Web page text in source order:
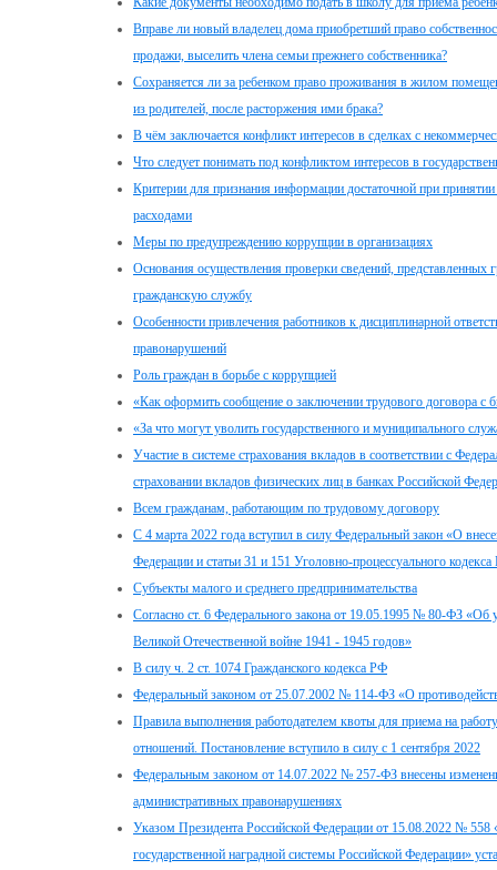
Вправе ли новый владелец дома приобретший право
продажи, выселить члена семьи прежнего собственника?
Сохраняется ли за ребенком право проживания в жилом
из родителей, после расторжения ими брака?
В чём заключается конфликт интересов в сделках с
Что следует понимать под конфликтом интересов в
Критерии для признания информации достаточной при
расходами
Меры по предупреждению коррупции в организациях
Основания осуществления проверки сведений, представленных
гражданскую службу
Особенности привлечения работников к дисциплинарной
правонарушений
Роль граждан в борьбе с коррупцией
«Как оформить сообщение о заключении трудового договора
«За что могут уволить государственного и муниципального
Участие в системе страхования вкладов в соответствии с
страховании вкладов физических лиц в банках Российской
Всем гражданам, работающим по трудовому договору
С 4 марта 2022 года вступил в силу Федеральный закон «О
Федерации и статьи 31 и 151 Уголовно-процессуального
Субъекты малого и среднего предпринимательства
Согласно ст. 6 Федерального закона от 19.05.1995 № 80-ФЗ «Об
Великой Отечественной войне 1941 - 1945 годов»
В силу ч. 2 ст. 1074 Гражданского кодекса РФ
Федеральный законом от 25.07.2002 № 114-ФЗ «О
Правила выполнения работодателем квоты для приема на
отношений. Постановление вступило в силу с 1 сентября 2022
Федеральным законом от 14.07.2022 № 257-ФЗ внесены
административных правонарушениях
Указом Президента Российской Федерации от 15.08.2022 № 558
государственной наградной системы Российской Федерации»